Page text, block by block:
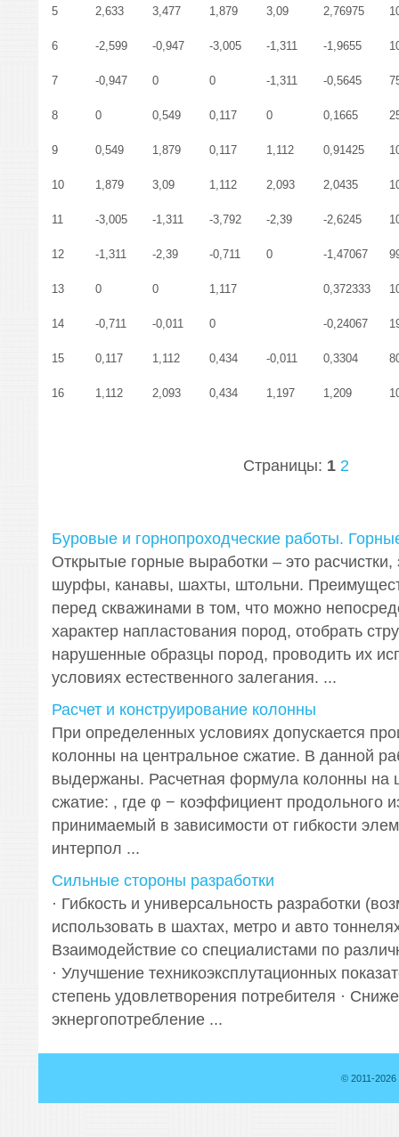
5 2,633 3,477 1,879 3,09 2,76975
6 -2,599 -0,947 -3,005 -1,311 -1,9655
7 -0,947 0 0 -1,311 -0,5645
8 0 0,549 0,117 0 0,1665
9 0,549 1,879 0,117 1,112 0,91425
10 1,879 3,09 1,112 2,093 2,0435
11 -3,005 -1,311 -3,792 -2,39 -2,6245
12 -1,311 -2,39 -0,711 0 -1,47067
13 0 0 1,117 0,372333
14 -0,711 -0,011 0 -0,24067
15 0,117 1,112 0,434 -0,011 0,3304
16 1,112 2,093 0,434 1,197 1,209
Страницы: 1 2
Буровые и горнопроходческие работы.
Открытые горные выработки – это расчистки,
шурфы, канавы, шахты, штольни.
перед скважинами в том, что можно
характер напластования пород, отобрать
нарушенные образцы пород, проводить их
условиях естественного залегания. ...
Расчет и конструирование колонны
При определенных условиях допускается
колонны на центральное сжатие. В данной
выдержаны. Расчетная формула колонны на
сжатие: , где φ − коэффициент продольного
принимаемый в зависимости от гибкости
интерпол ...
Сильные стороны разработки
· Гибкость и универсальность разработки
использовать в шахтах, метро и авто
Взаимодействие со специалистами по
· Улучшение техникоэксплутационных
степень удовлетворения потребителя ·
экнергопотребление ...
© 2011-2026